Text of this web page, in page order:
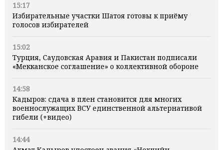
15:17
Избирательные участки Шатоя готовы к приёму
голосов избирателей
15:02
Турция, Саудовская Аравия и Пакистан подписали
«Мекканское соглашение» о коллективной обороне
14:58
Кадыров: сдача в плен становится для многих
военнослужащих ВСУ единственной альтернативой
гибели (+видео)
14:44